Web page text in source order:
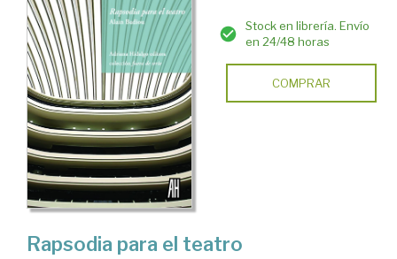
Stock en librería. Envío
en 24/48 horas
COMPRAR
Rapsodia para el teatro